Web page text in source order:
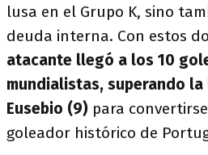
lusa en el Grupo K, sino
deuda interna. Con estos
atacante llegó a los 10
mundialistas, superando
Eusebio (9) para
goleador histórico de